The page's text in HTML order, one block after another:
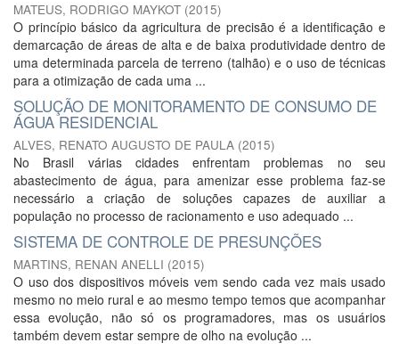
MATEUS, RODRIGO MAYKOT (2015)
O princípio básico da agricultura de precisão é a identificação e
demarcação de áreas de alta e de baixa produtividade dentro de
uma determinada parcela de terreno (talhão) e o uso de técnicas
para a otimização de cada uma ...
SOLUÇÃO DE MONITORAMENTO DE CONSUMO DE
ÁGUA RESIDENCIAL
ALVES, RENATO AUGUSTO DE PAULA (2015)
No Brasil várias cidades enfrentam problemas no seu
abastecimento de água, para amenizar esse problema faz-se
necessário a criação de soluções capazes de auxiliar a
população no processo de racionamento e uso adequado ...
SISTEMA DE CONTROLE DE PRESUNÇÕES
MARTINS, RENAN ANELLI (2015)
O uso dos dispositivos móveis vem sendo cada vez mais usado
mesmo no meio rural e ao mesmo tempo temos que acompanhar
essa evolução, não só os programadores, mas os usuários
também devem estar sempre de olho na evolução ...